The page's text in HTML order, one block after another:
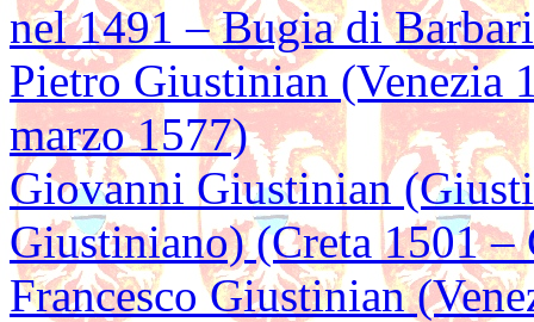
nel 1491 – Bugia di
Pietro Giustinian (Venezia
marzo 1577)
Giovanni Giustinian
Giustiniano) (Creta 1501 –
Francesco Giustinian